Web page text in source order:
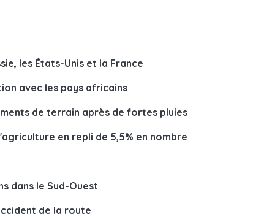
les États-Unis et la France
avec les pays africains
de terrain après de fortes pluies
en repli de 5,5% en nombre
dans le Sud-Ouest
de la route